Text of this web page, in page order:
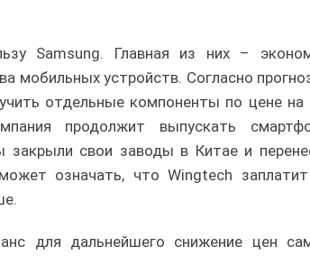
Samsung. Главная из них –
мобильных устройств. Согласно
отдельные компоненты по цене на
продолжит выпускать
закрыли свои заводы в Китае и
означать, что Wingtech
для дальнейшего снижение цен